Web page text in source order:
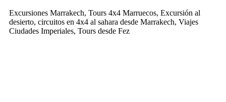
Excursiones Marrakech, Tours 4x4 Marruecos, Excursión al
desierto, circuitos en 4x4 al sahara desde Marrakech, Viajes
Ciudades Imperiales, Tours desde Fez